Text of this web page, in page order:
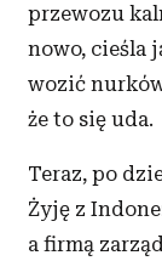
przewozu
nowo, cieśla
wozić
że to się uda.
Teraz, po
Żyję z
a firmą